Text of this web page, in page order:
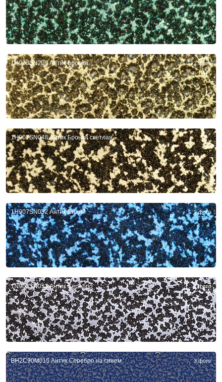
1H903SN209 Антик Бронза 2 фото
1H907SN048 Антик Бронза светлая
1H907SN052 Антик Синий 2 фото
1N903SN033 Антик Серебро 2 фото
BH2C90M015 Антик Серебро на синем 3 фото